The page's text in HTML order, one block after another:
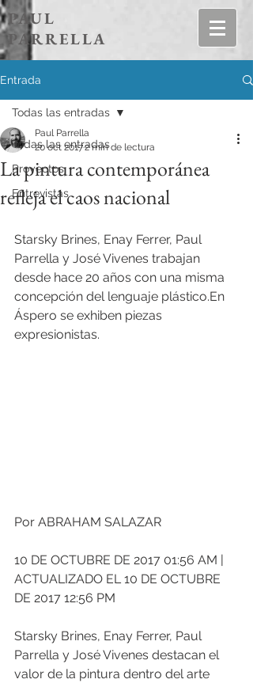
PAUL
PARRELLA
Entrada
Todas las entradas
Proyectos
Entrevistas
Todas las entradas
La pintura contemporánea
refleja el caos nacional
Paul Parrella
20 oct 20172 min de lectura
Starsky Brines, Enay Ferrer, Paul
Parrella y José Vivenes trabajan
desde hace 20 años con una misma
concepción del lenguaje plástico.En
Áspero se exhiben piezas
expresionistas.
Por ABRAHAM SALAZAR
10 DE OCTUBRE DE 2017 01:56 AM |
ACTUALIZADO EL 10 DE OCTUBRE
DE 2017 12:56 PM
Starsky Brines, Enay Ferrer, Paul
Parrella y José Vivenes destacan el
valor de la pintura dentro del arte